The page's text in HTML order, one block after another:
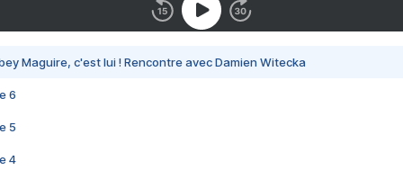
Maguire, c'est lui ! Rencontre avec Damien Witecka
6
5
4